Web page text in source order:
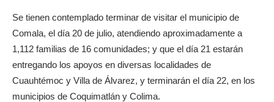
Se tienen contemplado terminar de visitar el municipio de
Comala, el día 20 de julio, atendiendo aproximadamente a
1,112 familias de 16 comunidades; y que el día 21 estarán
entregando los apoyos en diversas localidades de
Cuauhtémoc y Villa de Álvarez, y terminarán el día 22, en los
municipios de Coquimatlán y Colima.